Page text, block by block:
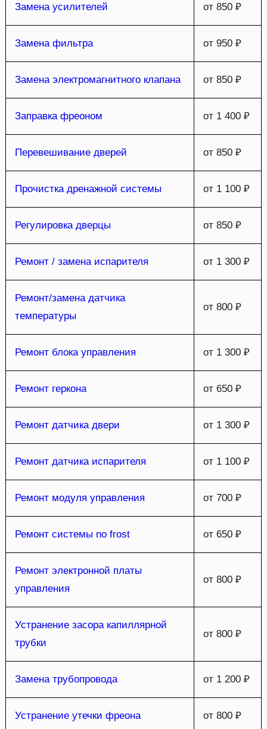
Замена усилителей от 850 ₽
Замена фильтра от 950 ₽
Замена электромагнитного клапана от 850 ₽
Заправка фреоном от 1 400 ₽
Перевешивание дверей от 850 ₽
Прочистка дренажной системы от 1 100 ₽
Регулировка дверцы от 850 ₽
Ремонт / замена испарителя от 1 300 ₽
Ремонт/замена датчика
температуры
от 800 ₽
Ремонт блока управления от 1 300 ₽
Ремонт геркона от 650 ₽
Ремонт датчика двери от 1 300 ₽
Ремонт датчика испарителя от 1 100 ₽
Ремонт модуля управления от 700 ₽
Ремонт системы no frost от 650 ₽
Ремонт электронной платы
управления
от 800 ₽
Устранение засора капиллярной
трубки
от 800 ₽
Замена трубопровода от 1 200 ₽
Устранение утечки фреона от 800 ₽